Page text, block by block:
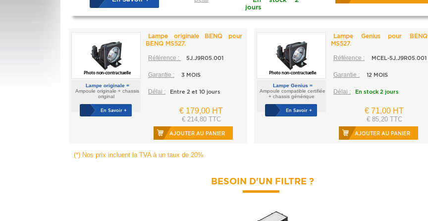
jours
Lampe originale =
Ampoule originale + chassis
original
En Savoir +
Lampe originale BENQ pour
BENQ MS527.
Référence : 5J.J9R05.001
Garantie : 3 MOIS
Délai : Entre 2 et 10 jours
€ 179,00 HT
€ 214,80 TTC
AJOUTER AU PANIER
Lampe Genius =
Ampoule compatible certifiée
+ chassis générique
En Savoir +
Lampe Genius pour BENQ
MS527.
Référence : MCEL-5J.J9R05.001
Garantie : 12 MOIS
Délai : En stock 2 jours
€ 71,00 HT
€ 85,20 TTC
AJOUTER AU PANIER
(*) Nos prix incluent la TVA à un taux de 20%
BESOIN D'UN FILTRE ?